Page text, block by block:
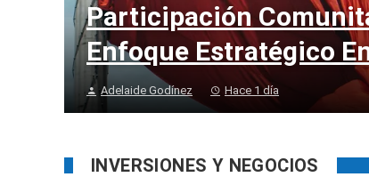
Participación
Enfoque Estratégico
Adelaide Godínez Hace 1 día
INVERSIONES Y NEGOCIOS